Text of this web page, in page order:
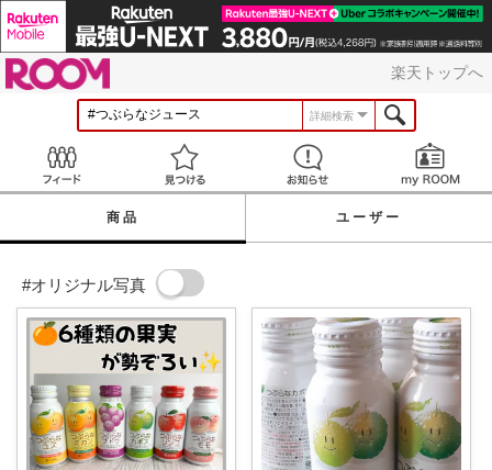
楽天トップへ
詳細検索
見つける お知らせ
商品 ユーザー
#オリジナル写真